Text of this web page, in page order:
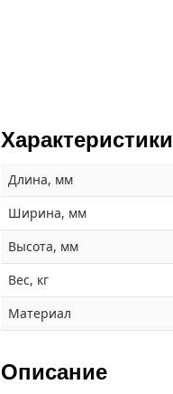
Характеристики
Длина, мм
Ширина, мм
Высота, мм
Вес, кг
Материал
Описание